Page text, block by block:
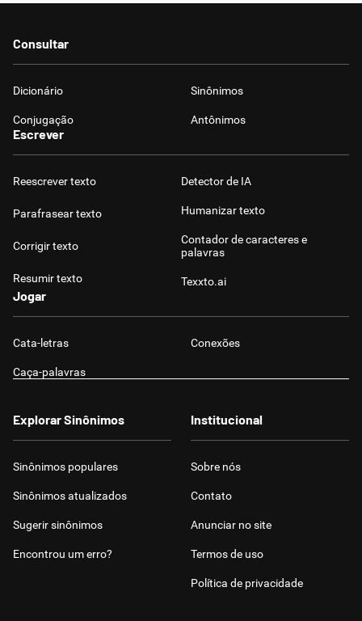
Consultar
Dicionário Sinônimos
Conjugação Antônimos
Escrever
Reescrever texto
Parafrasear texto
Corrigir texto
Resumir texto
Detector de IA
Humanizar texto
Contador de caracteres e
palavras
Texxto.ai
Jogar
Cata-letras Conexões
Caça-palavras
Explorar Sinônimos
Sinônimos populares
Sinônimos atualizados
Sugerir sinônimos
Encontrou um erro?
Institucional
Sobre nós
Contato
Anunciar no site
Termos de uso
Política de privacidade